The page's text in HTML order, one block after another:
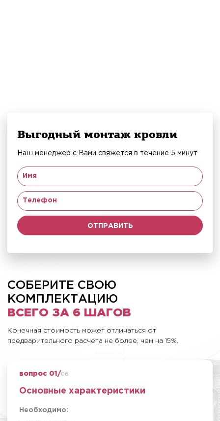
Выгодный монтаж кровли
Наш менеджер с Вами свяжется в течение 5 минут
СОБЕРИТЕ СВОЮ
КОМПЛЕКТАЦИЮ
ВСЕГО ЗА 6 ШАГОВ
Конечная стоимость может отличаться от
предварительного расчета не более, чем на 15%.
вопрос 01/06
Основные характеристики
Необходимо: